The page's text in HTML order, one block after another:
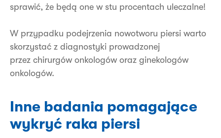
sprawić, że będą one w stu procentach uleczalne!
W przypadku podejrzenia nowotworu piersi warto
skorzystać z diagnostyki prowadzonej
przez chirurgów onkologów oraz ginekologów
onkologów.
Inne badania pomagające
wykryć raka piersi